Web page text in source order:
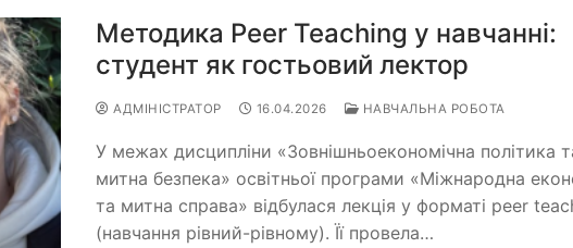
Методика Peer Teaching у навчанні:
студент як гостьовий лектор
АДМІНІСТРАТОР 16.04.2026 НАВЧАЛЬНА РОБОТА
У межах дисципліни «Зовнішньоекономічна політика
митна безпека» освітньої програми «Міжнародна
та митна справа» відбулася лекція у форматі peer
(навчання рівний-рівному). Її провела…